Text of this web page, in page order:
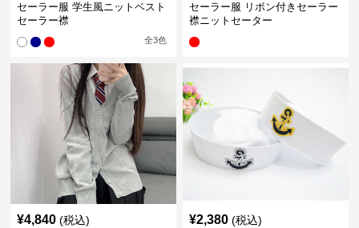
セーラー服 学生風ニットベスト
セーラー襟
全3色
セーラー服 リボン付きセーラー
襟ニットセーター
¥4,840 (税込) ¥2,380 (税込)